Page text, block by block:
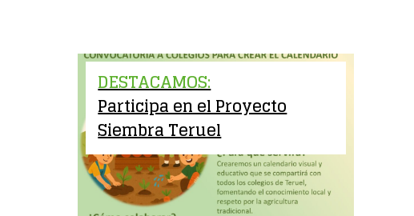
DESTACAMOS:
Participa en el Proyecto
Siembra Teruel